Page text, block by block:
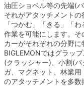
油圧ショベル等の先端(
それがアタッチメントの
「つかむ」「きる」「
作業を可能にします。
カーがそれぞれの分野に
BIGLEMONではグラッ
(クラッシャー)、小割(
ガ、マグネット、林業
のアタッチメントを多数